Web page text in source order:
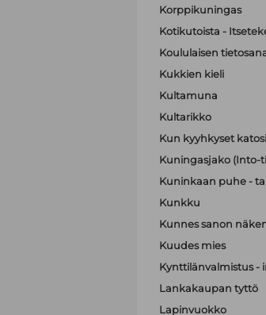
Korppikuningas
Kotikutoista -
Koululaisen
Kukkien kieli
Kultamuna
Kultarikko
Kun kyyhkyset
Kuningasjako (Into-
Kuninkaan puhe -
Kunkku
Kunnes sanon
Kuudes mies
Kynttilänvalmistus -
Lankakaupan tyttö
Lapinvuokko